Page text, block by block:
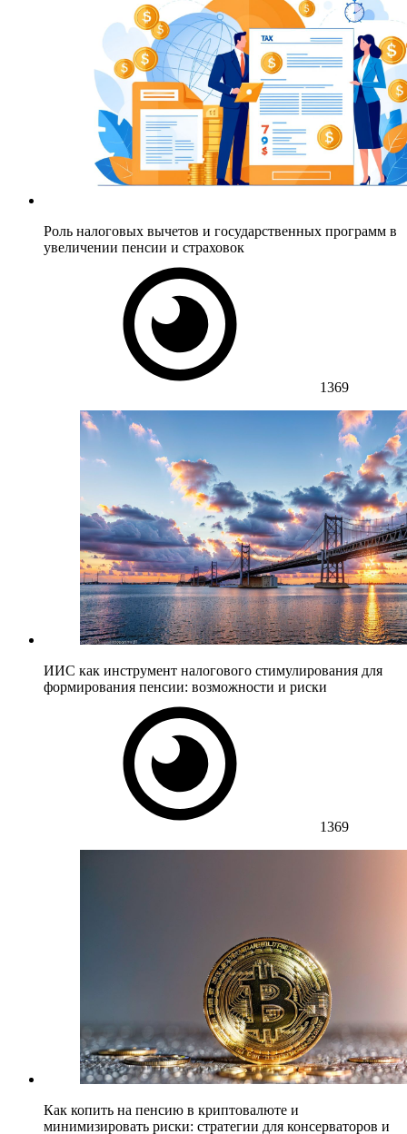
Роль налоговых вычетов и государственных программ в
увеличении пенсии и страховок
1369
ИИС как инструмент налогового стимулирования для
формирования пенсии: возможности и риски
1369
Как копить на пенсию в криптовалюте и
минимизировать риски: стратегии для консерваторов и